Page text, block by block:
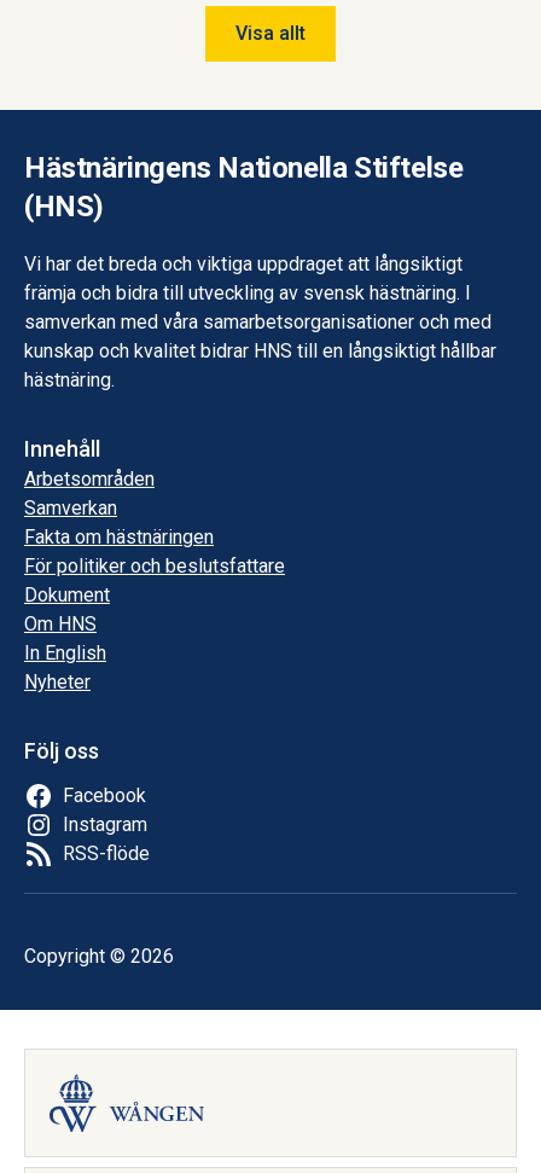
Visa allt
Hästnäringens Nationella Stiftelse
(HNS)
Vi har det breda och viktiga uppdraget att långsiktigt
främja och bidra till utveckling av svensk hästnäring. I
samverkan med våra samarbetsorganisationer och med
kunskap och kvalitet bidrar HNS till en långsiktigt hållbar
hästnäring.
Innehåll
Arbetsområden
Samverkan
Fakta om hästnäringen
För politiker och beslutsfattare
Dokument
Om HNS
In English
Nyheter
Följ oss
Facebook
Instagram
RSS-flöde
Copyright © 2026